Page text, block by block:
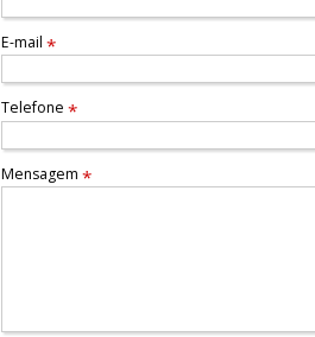
E-mail*
Telefone*
Mensagem*